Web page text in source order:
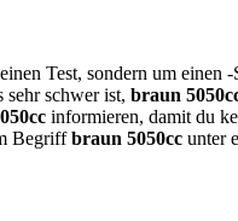
Test, sondern um einen
sehr schwer ist, braun
informieren, damit du
Begriffbraun 5050cc unter